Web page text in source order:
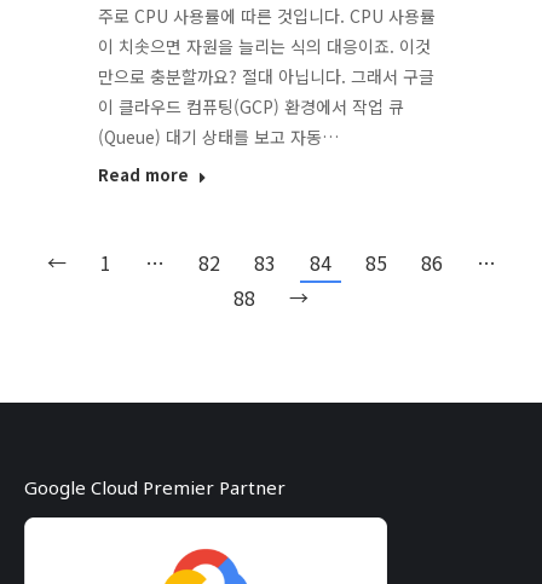
주로 CPU 사용률에 따른 것입니다. CPU 사용률
이 치솟으면 자원을 늘리는 식의 대응이죠. 이것
만으로 충분할까요? 절대 아닙니다. 그래서 구글
이 클라우드 컴퓨팅(GCP) 환경에서 작업 큐
(Queue) 대기 상태를 보고 자동…
Read more
← 1 … 82 83 84 85 86
…
88
→
Google Cloud Premier Partner